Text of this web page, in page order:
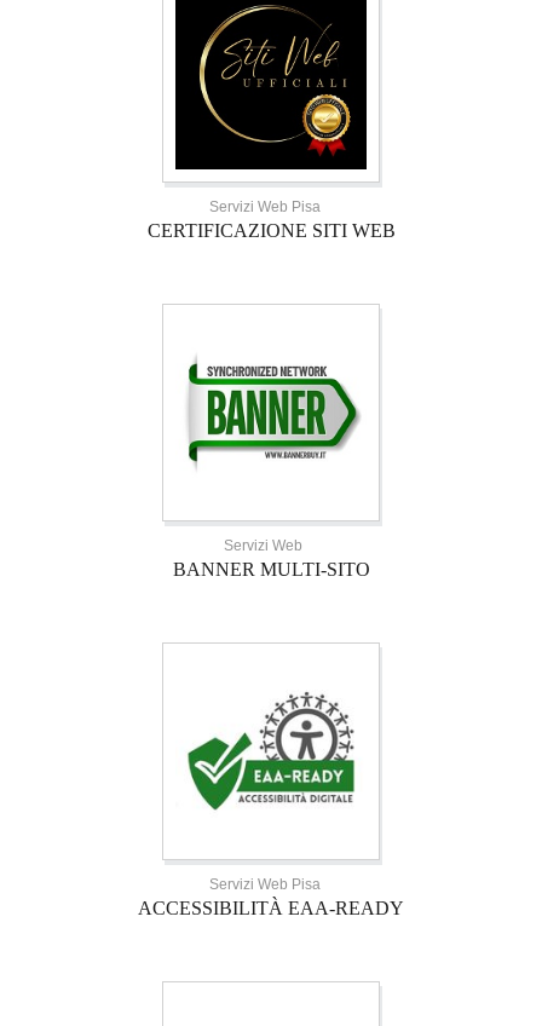
Servizi Web Pisa
CERTIFICAZIONE SITI WEB
Servizi Web
BANNER MULTI-SITO
Servizi Web Pisa
ACCESSIBILITÀ EAA-READY